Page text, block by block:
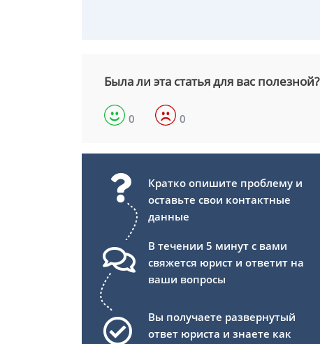
Была ли эта статья для вас полезной?
0 0
Кратко опишите проблему и
оставьте свои контактные
данные
В течении 5 минут с вами
свяжется юрист и ответит на
ваши вопросы
Вы получаете развернутый
ответ юриста и знаете как